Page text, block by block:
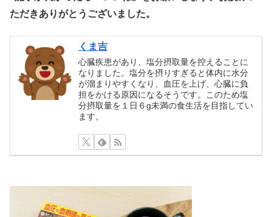
ただきありがとうございました。
くま吉
心臓疾患があり、塩分摂取量を控えることに
なりました。塩分を摂りすぎると体内に水分
が溜まりやすくなり、血圧を上げ、心臓に負
担をかける原因になるそうです。このため塩
分摂取量を１日６g未満の食生活を目指してい
ます。